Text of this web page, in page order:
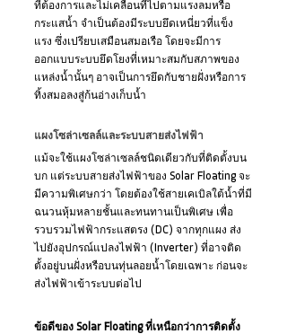
ที่ต้องการและไม่เคลื่อนที่ไปตามแรงลมหรือ
กระแสน้ำ จำเป็นต้องมีระบบยึดเหนี่ยวที่แข็ง
แรง ซึ่งเปรียบเสมือนสมอเรือ โดยจะมีการ
ออกแบบระบบยึดโยงที่เหมาะสมกับสภาพของ
แหล่งน้ำนั้นๆ อาจเป็นการยึดกับชายฝั่งหรือการ
ทิ้งสมอลงสู่ก้นอ่างเก็บน้ำ
แผงโซล่าเซลล์และระบบสายส่งไฟฟ้า
แม้จะใช้แผงโซล่าเซลล์ชนิดเดียวกับที่ติดตั้งบน
บก แต่ระบบสายส่งไฟฟ้าของ Solar Floating จะ
มีความพิเศษกว่า โดยต้องใช้สายเคเบิลใต้น้ำที่มี
ฉนวนหุ้มหลายชั้นและทนทานเป็นพิเศษ เพื่อ
รวบรวมไฟฟ้ากระแสตรง (DC) จากทุกแผง ส่ง
ไปยังอุปกรณ์แปลงไฟฟ้า (Inverter) ที่อาจติด
ตั้งอยู่บนฝั่งหรือบนทุ่นลอยน้ำโดยเฉพาะ ก่อนจะ
ส่งไฟฟ้าเข้าระบบต่อไป
ข้อดีของ Solar Floating ที่เหนือกว่าการติดตั้ง